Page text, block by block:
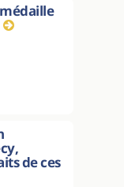
de ces